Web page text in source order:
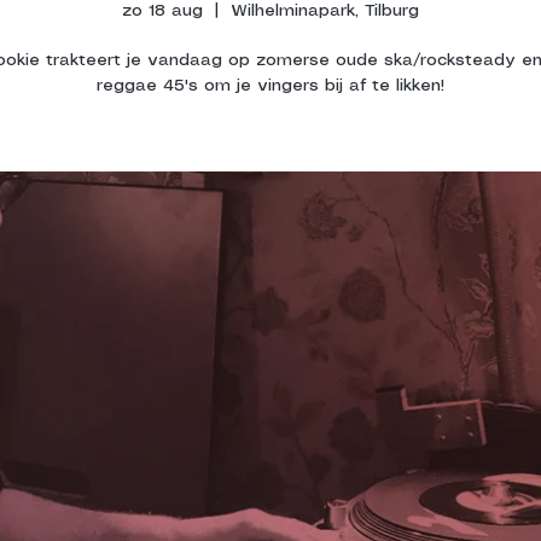
zo 18 aug Wilhelminapark, Tilburg
trakteert je vandaag op zomerse oude ska/rocksteady
reggae 45's om je vingers bij af te likken!